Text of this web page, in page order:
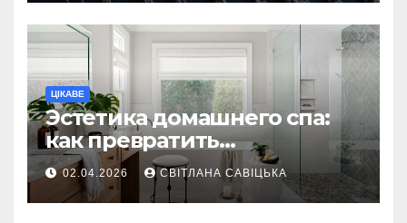
ЦІКАВЕ
Эстетика домашнего спа:
как превратить
ежедневную гигиену в
восстанавливающий
ритуал
02.04.2026 СВІТЛАНА САВІЦЬКА